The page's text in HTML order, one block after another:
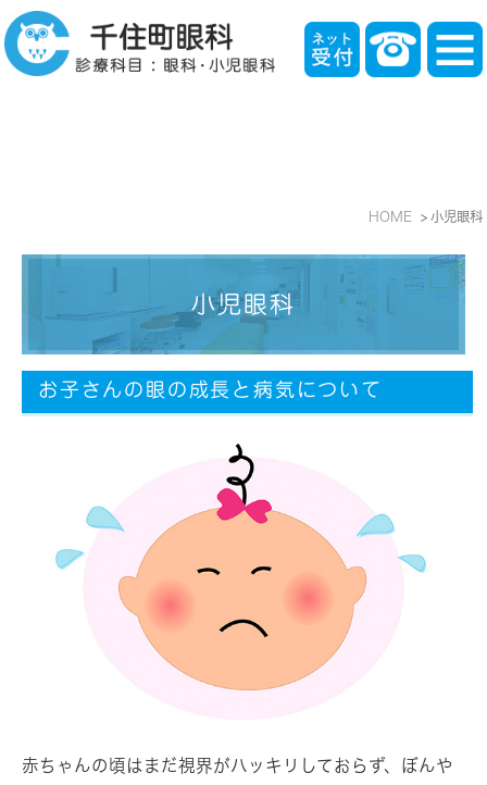
HOME 小児眼科
小児眼科
お子さんの眼の成長と病気について
赤ちゃんの頃はまだ視界がハッキリしておらず、ぼんや